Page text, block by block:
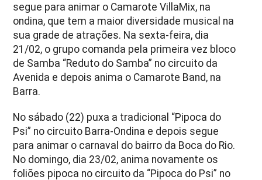
segue para animar o Camarote VillaMix, na
ondina, que tem a maior diversidade musical na
sua grade de atrações. Na sexta-feira, dia
21/02, o grupo comanda pela primeira vez bloco
de Samba “Reduto do Samba” no circuito da
Avenida e depois anima o Camarote Band, na
Barra.
No sábado (22) puxa a tradicional “Pipoca do
Psi” no circuito Barra-Ondina e depois segue
para animar o carnaval do bairro da Boca do Rio.
No domingo, dia 23/02, anima novamente os
foliões pipoca no circuito da “Pipoca do Psi” no